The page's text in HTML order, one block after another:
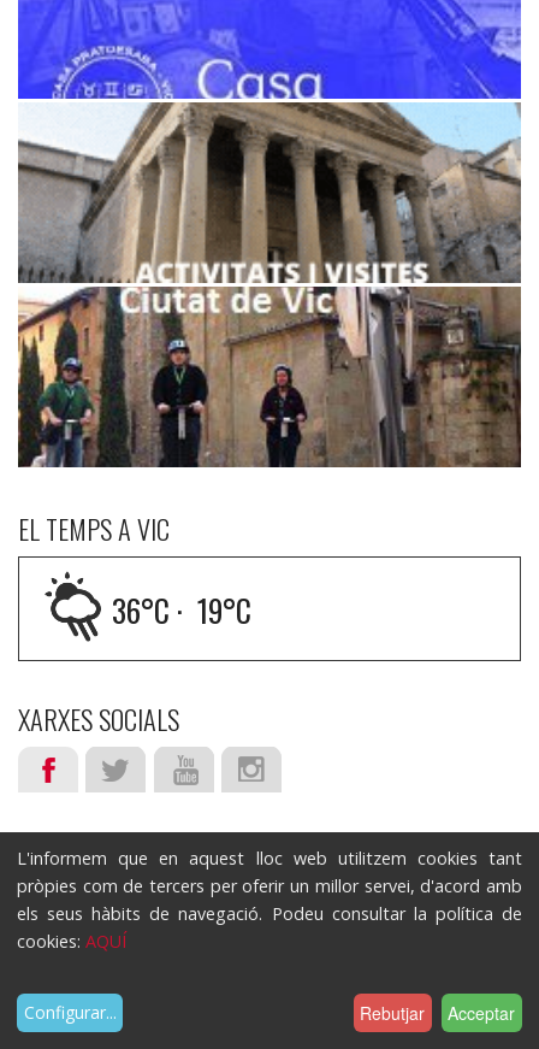
EL TEMPS A VIC
36°C · 19°C
XARXES SOCIALS
L'informem que en aquest lloc web utilitzem cookies tant
pròpies com de tercers per oferir un millor servei, d'acord amb
els seus hàbits de navegació. Podeu consultar la política de
cookies: AQUÍ
Configurar... Rebutjar Acceptar